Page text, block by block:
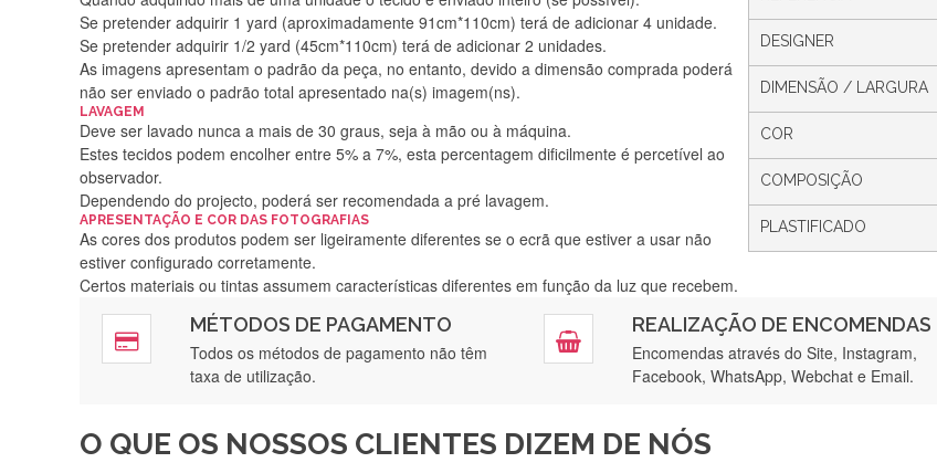
Se pretender adquirir 1 yard (aproximadamente 91cm*110cm) terá de adicionar 4 unidade.
Se pretender adquirir 1/2 yard (45cm*110cm) terá de adicionar 2 unidades.
As imagens apresentam o padrão da peça, no entanto, devido a dimensão comprada poderá
não ser enviado o padrão total apresentado na(s) imagem(ns).
LAVAGEM
Deve ser lavado nunca a mais de 30 graus, seja à mão ou à máquina.
Estes tecidos podem encolher entre 5% a 7%, esta percentagem dificilmente é percetível ao
observador.
Dependendo do projecto, poderá ser recomendada a pré lavagem.
APRESENTAÇÃO E COR DAS FOTOGRAFIAS
As cores dos produtos podem ser ligeiramente diferentes se o ecrã que estiver a usar não
estiver configurado corretamente.
Certos materiais ou tintas assumem características diferentes em função da luz que recebem.
DESIGNER
DIMENSÃO / LARGURA
COR
COMPOSIÇÃO
PLASTIFICADO
MÉTODOS DE PAGAMENTO
Todos os métodos de pagamento não têm
taxa de utilização.
REALIZAÇÃO DE ENCOMENDAS
Encomendas através do Site, Instagram,
Facebook, WhatsApp, Webchat e Email.
O QUE OS NOSSOS CLIENTES DIZEM DE NÓS
Silvia Lopes
Encomenda direitinha. Rapidez e segurança. Volto a
Silvia André
Gostei ,Serviço bastante rápido. recomendo
Filipa Freire
Rápido, atendimento 5*. Hoje chegará a segunda encomenda feita de
Recebi a minha encomenda, rápida entrega e vinha muito bem protegida para o